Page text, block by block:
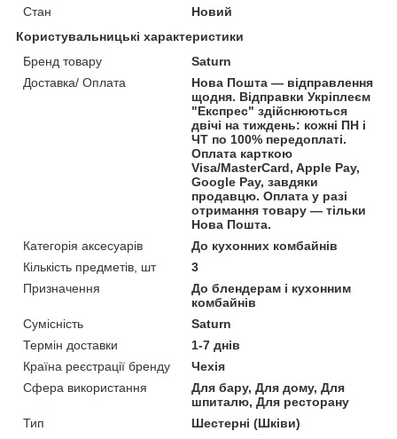
Стан
Новий
Користувальницькі характеристики
Бренд товару
Saturn
Доставка/ Оплата
Нова Пошта — відправлення
щодня. Відправки Укріплеєм
"Експрес" здійснюються
двічі на тиждень: кожні ПН і
ЧТ по 100% передоплаті.
Оплата карткою
Visa/MasterCard, Apple Pay,
Google Pay, завдяки
продавцю. Оплата у разі
отримання товару — тільки
Нова Пошта.
Категорія аксесуарів
До кухонних комбайнів
Кількість предметів, шт
3
Призначення
До блендерам і кухонним
комбайнів
Сумісність
Saturn
Термін доставки
1-7 днів
Країна реєстрації бренду
Чехія
Сфера використання
Для бару, Для дому, Для
шпиталю, Для ресторану
Тип
Шестерні (Шківи)